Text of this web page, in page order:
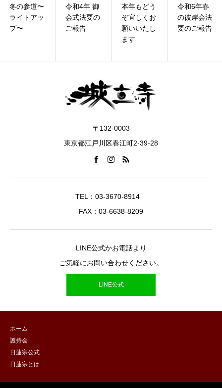
令和4年 御
会式法要の
ご報告
本年もどう
ぞ宜しくお
願いいたし
令和6年春
の彼岸会法
要のご報告
11月1日子
ども向け
「ハロウィ
〒132-0003
東京都江戸川区春江町2-39-28
TEL：03-3670-8914
FAX：03-6638-8209
LINE公式かお電話より
ご気軽にお問い合わせください。
LINE公式
ホーム
護持会
日蓮宗公式
日蓮宗とは